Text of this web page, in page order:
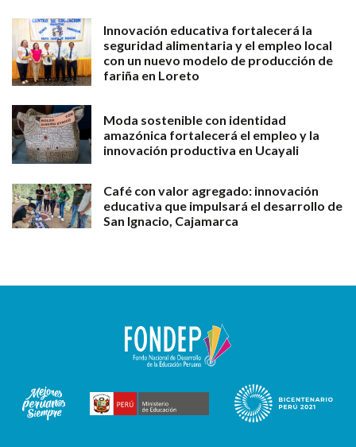
Innovación educativa fortalecerá la
seguridad alimentaria y el empleo local
con un nuevo modelo de producción de
fariña en Loreto
Moda sostenible con identidad
amazónica fortalecerá el empleo y la
innovación productiva en Ucayali
Café con valor agregado: innovación
educativa que impulsará el desarrollo de
San Ignacio, Cajamarca